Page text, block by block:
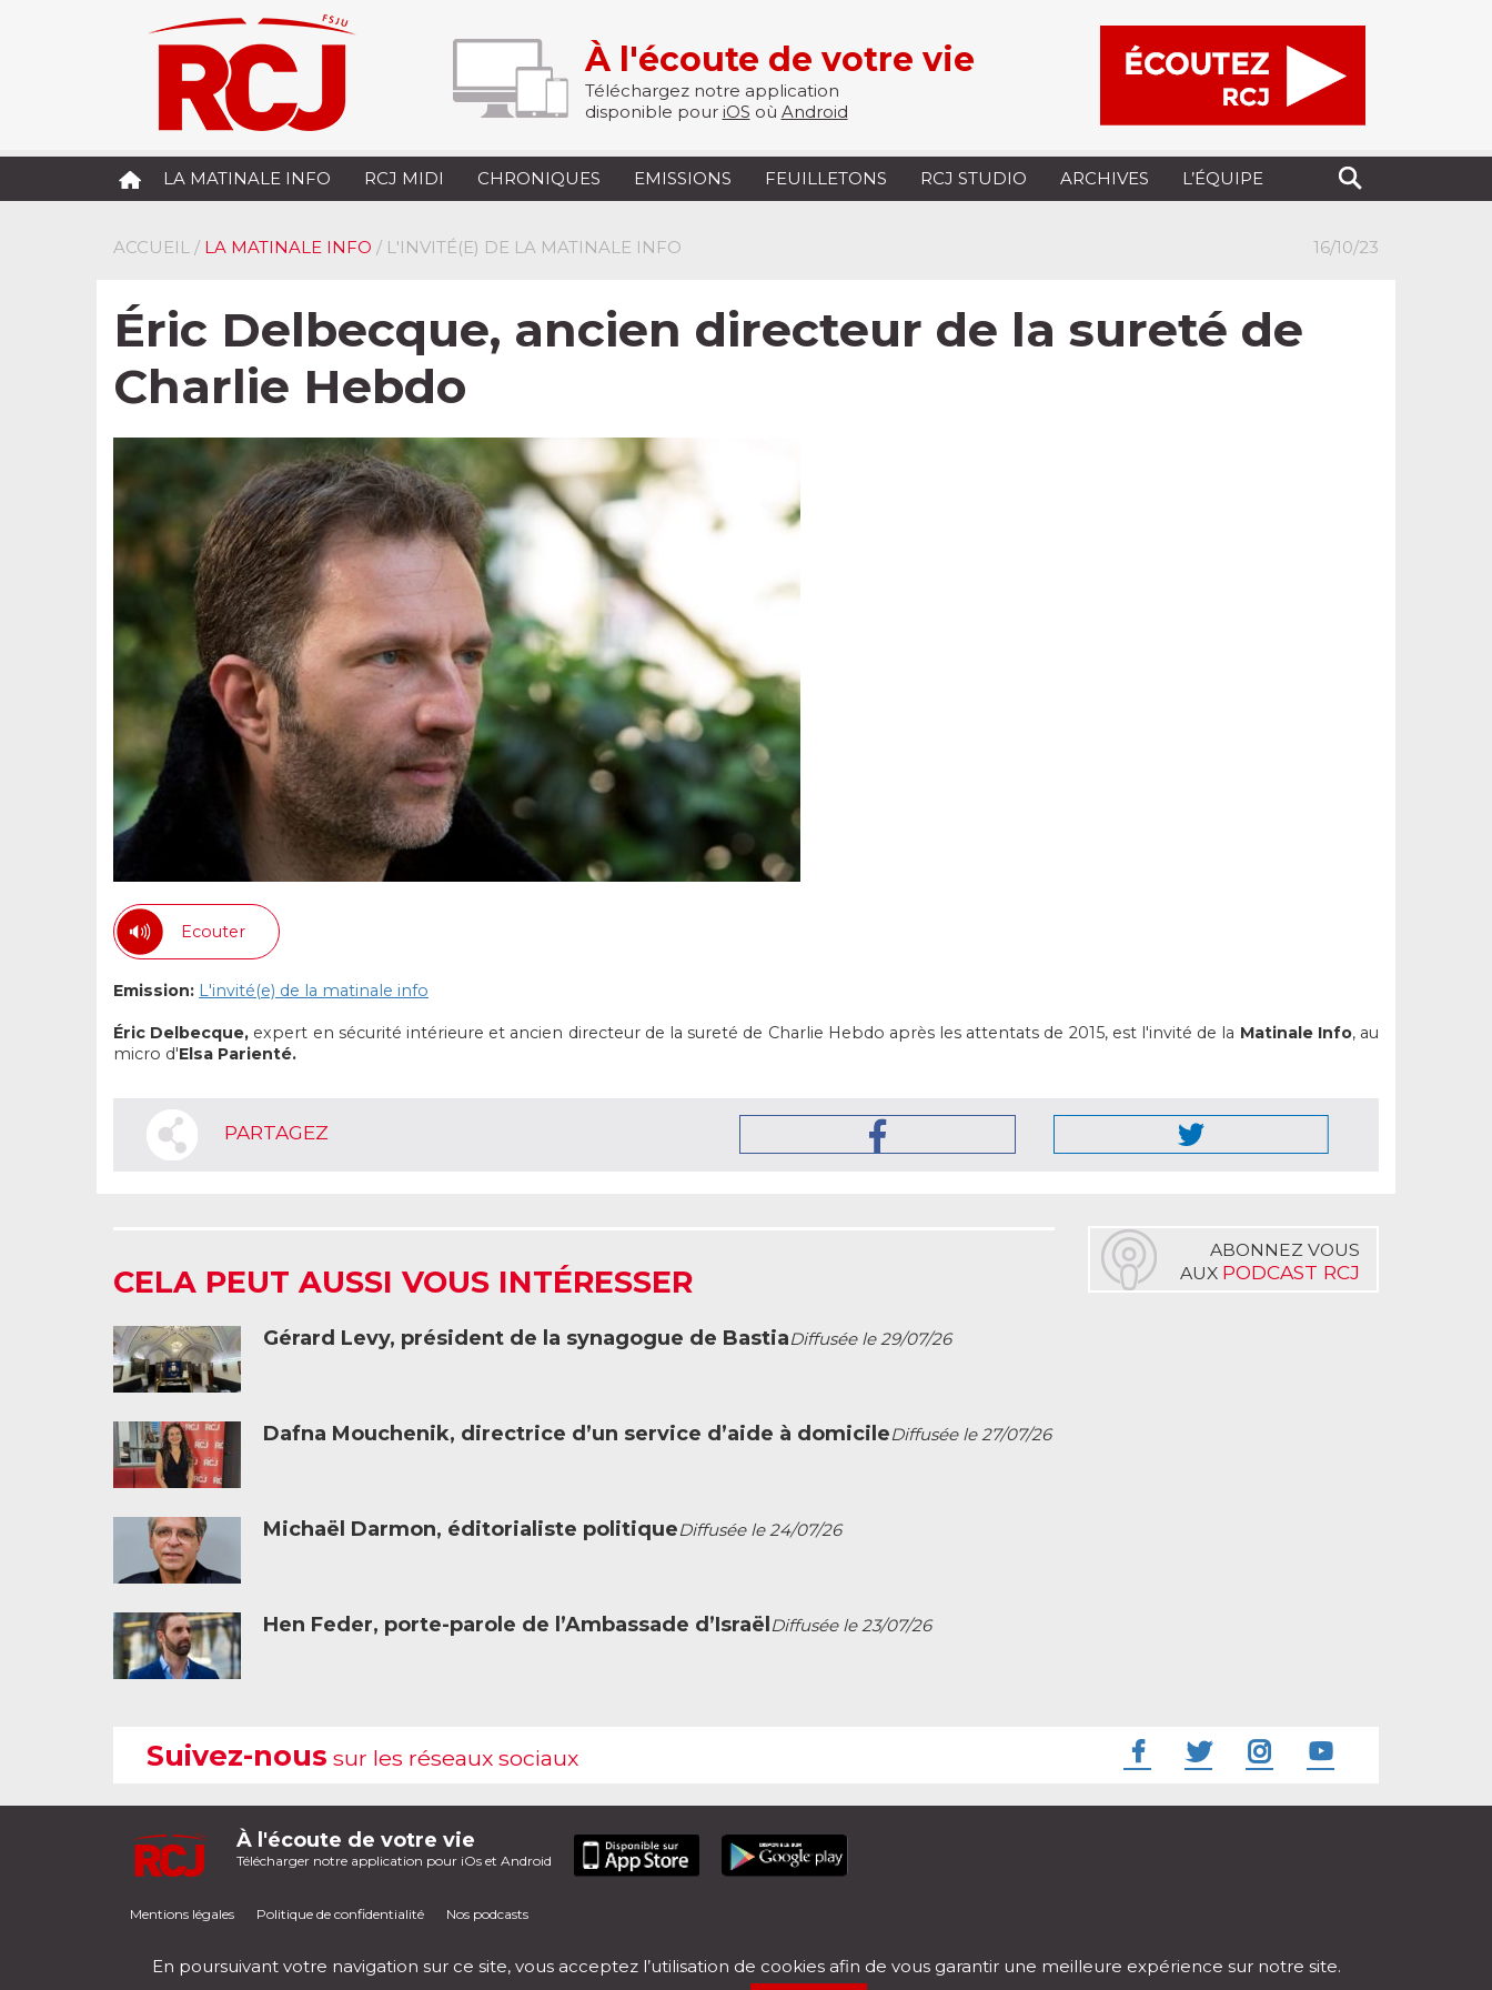
À l'écoute de votre vie
Téléchargez notre application
disponible pour iOS où Android
LA MATINALE INFO RCJ MIDI CHRONIQUES EMISSIONS FEUILLETONS RCJ STUDIO ARCHIVES L’ÉQUIPE
ACCUEIL / LA MATINALE INFO / L'INVITÉ(E) DE LA MATINALE INFO 16/10/23
Éric Delbecque, ancien directeur de la sureté de
Charlie Hebdo
Ecouter
Emission: L'invité(e) de la matinale info
Éric Delbecque, expert en sécurité intérieure et ancien directeur de la sureté de Charlie Hebdo après les attentats de 2015, est l'invité de la Matinale Info, au
micro d'Elsa Parienté.
PARTAGEZ
CELA PEUT AUSSI VOUS INTÉRESSER
Gérard Levy, président de la synagogue de BastiaDiffusée le 29/07/26
Dafna Mouchenik, directrice d’un service d’aide à domicileDiffusée le 27/07/26
Michaël Darmon, éditorialiste politiqueDiffusée le 24/07/26
Hen Feder, porte-parole de l’Ambassade d’Israël Diffusée le 23/07/26
ABONNEZ VOUS
AUX PODCAST RCJ
Suivez-nous sur les réseaux sociaux
À l'écoute de votre vie
Télécharger notre application pour iOs et Android
Mentions légales Politique de confidentialité Nos podcasts
En poursuivant votre navigation sur ce site, vous acceptez l’utilisation de cookies afin de vous garantir une meilleure expérience sur notre site.